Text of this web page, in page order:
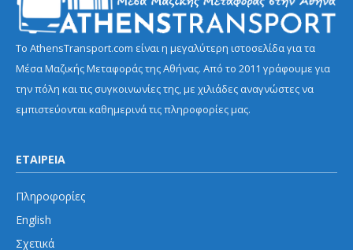
Το AthensTransport.com είναι η μεγαλύτερη ιστοσελίδα για τα
Μέσα Μαζικής Μεταφοράς της Αθήνας. Από το 2011 γράφουμε για
την πόλη και τις συγκοινωνίες της, με χιλιάδες αναγνώστες να
εμπιστεύονται καθημερινά τις πληροφορίες μας.
ΕΤΑΙΡΕΙΑ
Πληροφορίες
English
Σχετικά